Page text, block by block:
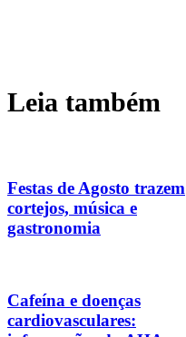
Leia também
Festas de Agosto trazem
cortejos, música e
gastronomia
Cafeína e doenças
cardiovasculares: